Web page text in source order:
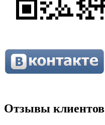
Отзывы клиентов